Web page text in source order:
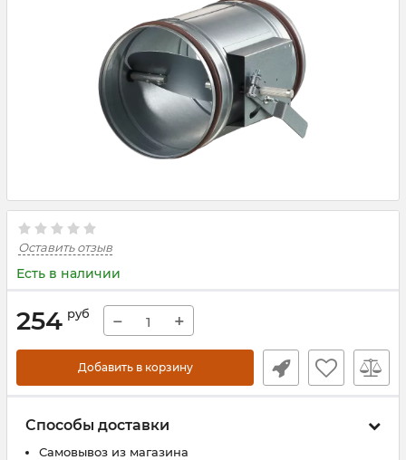
Оставить отзыв
Есть в наличии
254 руб − +
Добавить в корзину
Способы доставки
Самовывоз из магазина